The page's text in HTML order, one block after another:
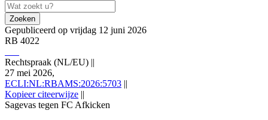
Zoeken
Gepubliceerd op vrijdag 12 juni 2026
RB 4022
Rechtspraak (NL/EU) ||
27 mei 2026,
ECLI:NL:RBAMS:2026:5703 ||
Kopieer citeerwijze ||
Sagevas tegen FC Afkicken